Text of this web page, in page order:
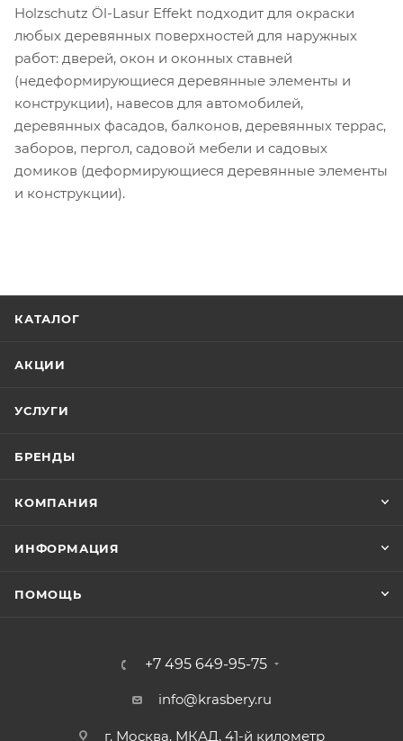
Holzschutz Öl-Lasur Effekt подходит для окраски
любых деревянных поверхностей для наружных
работ: дверей, окон и оконных ставней
(недеформирующиеся деревянные элементы и
конструкции), навесов для автомобилей,
деревянных фасадов, балконов, деревянных террас,
заборов, пергол, садовой мебели и садовых
домиков (деформирующиеся деревянные элементы
и конструкции).
КАТАЛОГ
АКЦИИ
УСЛУГИ
БРЕНДЫ
КОМПАНИЯ
ИНФОРМАЦИЯ
ПОМОЩЬ
+7 495 649-95-75
info@krasbery.ru
г. Москва, МКАД, 41-й километр